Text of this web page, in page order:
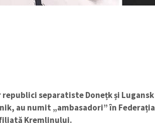
separatiste Donețk și Lugansk
au numit „ambasadori” în Federația
Kremlinului.